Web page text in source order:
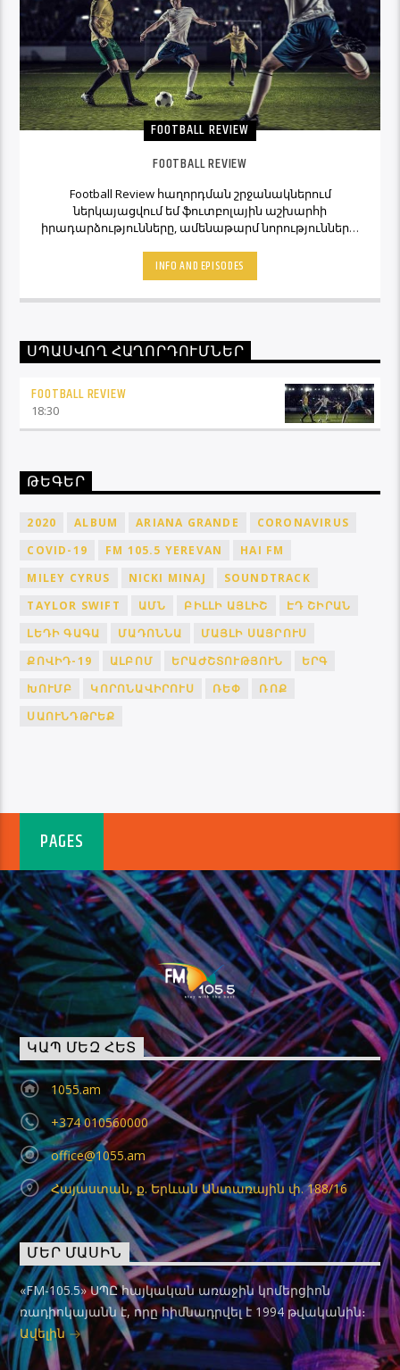
FOOTBALL REVIEW
FOOTBALL REVIEW
Football Review հաղորդման շրջանակներում
ներկայացվում եմ ֆուտբոլային աշխարհի
իրադարձությունները, ամենաթարմ նորությունները,
տեսակետները։ Հետևեք Լավագույնի եթերին եւ
Ֆուտբոլ Ռիվյու հաղորդաշարի միջոցով մշտապես
կլինեք ֆուտբոլային աշխարհի կիզակետում։
INFO AND EPISODES
ՍՊԱՍՎՈՂ ՀԱՂՈՐԴՈՒՄՆԵՐ
FOOTBALL REVIEW
18:30
ԹԵԳԵՐ
2020 ALBUM ARIANA GRANDE
CORONAVIRUS
COVID-19
FM 105.5 YEREVAN
HAI FM
MILEY CYRUS
NICKI MINAJ
SOUNDTRACK
TAYLOR SWIFT
ԱՄՆ ԲԻԼԼԻ ԱՅԼԻՇ
ԷԴ ՇԻՐԱՆ
ԼԵԴԻ ԳԱԳԱ
ՄԱԴՈՆՆԱ
ՄԱՅԼԻ ՍԱՅՐՈՒՍ
ՔՈՎԻԴ-19
ԱԼԲՈՄ ԵՐԱԺՇՏՈՒԹՅՈՒՆ
ԵՐԳ
ԽՈՒՄԲ
ԿՈՐՈՆԱՎԻՐՈՒՍ ՌԵՓ
ՌՈՔ
ՍԱՈՒՆԴԹՐԵՔ
PAGES
ԿԱՊ ՄԵԶ ՀԵՏ
1055.am
+374 010560000
office@1055.am
Հայաստան, ք. Երևան Անտառային փ. 188/16
ՄԵՐ ՄԱՍԻՆ
«FM-105.5» ՍՊԸ հայկական առաջին կոմերցիոն
ռադիոկայանն է, որը հիմնադրվել է 1994 թվականին։
Ավելին